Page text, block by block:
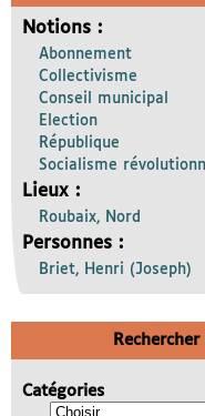
Notions :
Abonnement
Collectivisme
Conseil municipal
Election
République
Socialisme
Lieux :
Roubaix, Nord
Personnes :
Briet, Henri (Joseph)
Catégories